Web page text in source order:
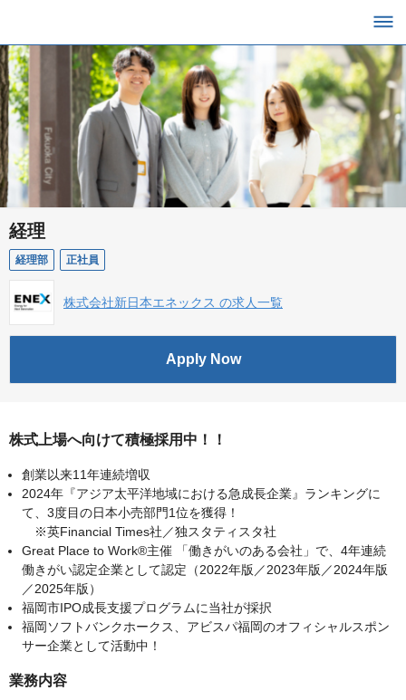
経理
経理部 正社員
株式会社新日本エネックス の求人一覧
Apply Now
株式上場へ向けて積極採用中！！
創業以来11年連続増収
2024年『アジア太平洋地域における急成長企業』ランキングに
て、3度目の日本小売部門1位を獲得！
※英Financial Times社／独スタティスタ社
Great Place to Work®主催 「働きがいのある会社」で、4年連続
働きがい認定企業として認定（2022年版／2023年版／2024年版
／2025年版）
福岡市IPO成長支援プログラムに当社が採択
福岡ソフトバンクホークス、アビスパ福岡のオフィシャルスポン
サー企業として活動中！
業務内容